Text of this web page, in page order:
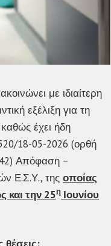
με ιδιαίτερη
εξέλιξη για τη
έχει ήδη
18-05-2026 (ορθή
Απόφαση –
Ε.Σ.Υ., της οποίας
και την 25η Ιουνίου